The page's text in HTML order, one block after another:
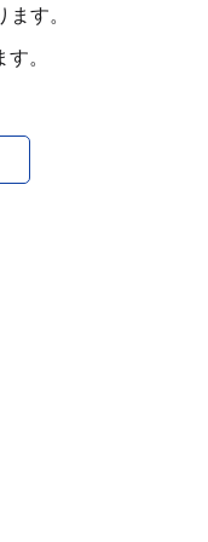
す。
。